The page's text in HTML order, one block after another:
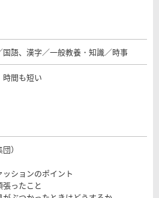
国語、漢字／一般教養・知識／時事
時間も短い
）
ッションのポイント
張ったこと